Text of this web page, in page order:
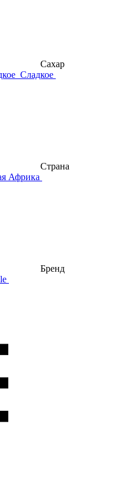
Сахар
Сладкое
Страна
Африка
Бренд